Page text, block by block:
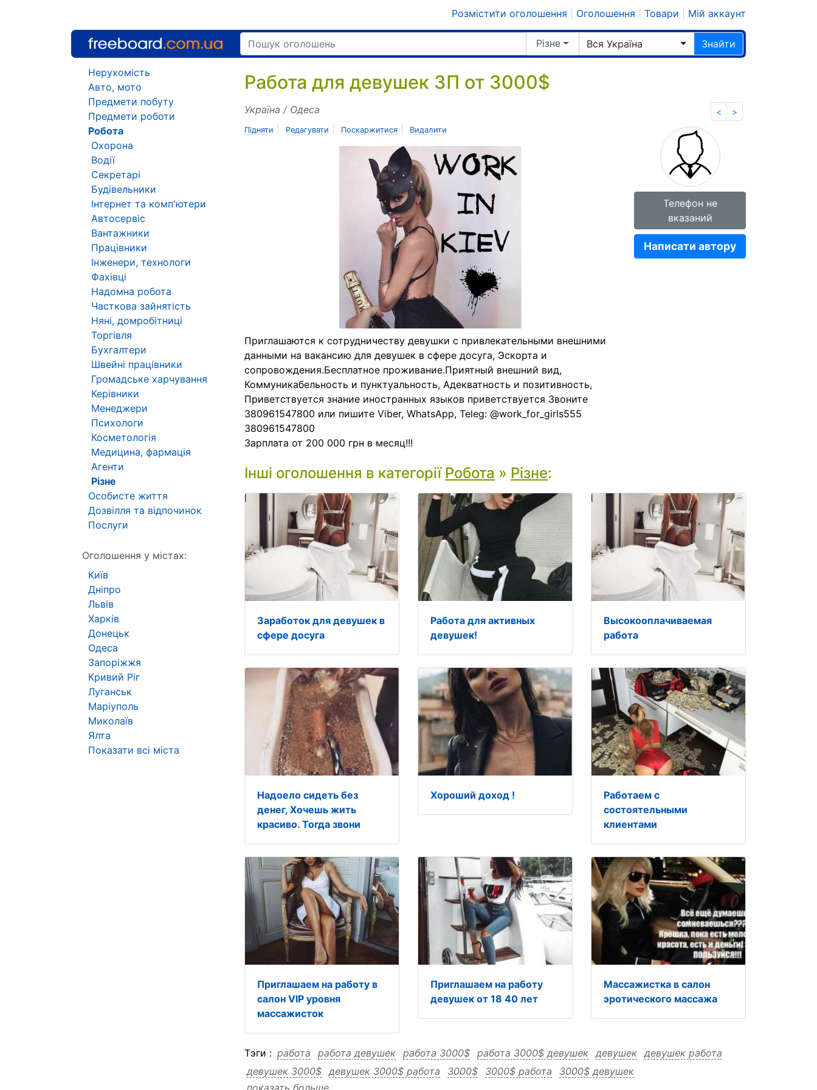
Розмістити оголошення Оголошення Товари Мій аккаунт
Різне Вся Україна Знайти
Работа для девушек ЗП от 3000$
< >
Україна / Одеса
Підняти Редагувати Поскаржитися Видалити
Приглашаются к сотрудничеству девушки с привлекательными внешними
данными на вакансию для девушек в сфере досуга, Эскорта и
сопровождения.Бесплатное проживание.Приятный внешний вид,
Коммуникабельность и пунктуальность, Адекватность и позитивность,
Приветствуется знание иностранных языков приветствуется Звоните
380961547800 или пишите Viber, WhatsApp, Teleg: @work_for_girls555
380961547800
Зарплата от 200 000 грн в месяц!!!
Телефон не
вказаний
Написати автору
Інші оголошення в категорії Робота » Різне:
Заработок для девушек в
сфере досуга
Работа для активных
девушек!
Высокооплачиваемая
работа
Надоело сидеть без
денег, Хочешь жить
красиво. Тогда звони
Хороший доход !
Работаем с
состоятельными
клиентами
Приглашаем на работу в
салон VIP уровня
массажисток
Приглашаем на работу
девушек от 18 40 лет
Массажистка в салон
эротического массажа
Тэги : работа работа девушек работа 3000$ работа 3000$ девушек девушек девушек работа
девушек 3000$ девушек 3000$ работа 3000$ 3000$ работа
3000$ девушек
показать больше
Нерухомість
Авто, мото
Предмети побуту
Предмети роботи
Робота
Охорона
Водії
Секретарі
Будівельники
Інтернет та комп'ютери
Автосервіс
Вантажники
Працівники
Інженери, технологи
Фахівці
Надомна робота
Часткова зайнятість
Няні, домробітниці
Торгівля
Бухгалтери
Швейні працівники
Громадське харчування
Керівники
Менеджери
Психологи
Косметологія
Медицина, фармація
Агенти
Різне
Особисте життя
Дозвілля та відпочинок
Послуги
Оголошення у містах:
Київ
Дніпро
Львів
Харків
Донецьк
Одеса
Запоріжжя
Кривий Ріг
Луганськ
Маріуполь
Миколаїв
Ялта
Показати всі міста